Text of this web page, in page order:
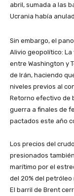
abril, sumada a las
Ucrania había
​Sin embargo, el
​Alivio geopolítico:
entre Washington y
de Irán, haciendo
niveles previos al
​Retorno efectivo de
guerra a finales de
pactados este año
​Los precios del
presionados
marítimo por el
del 20% del
​El barril de Brent